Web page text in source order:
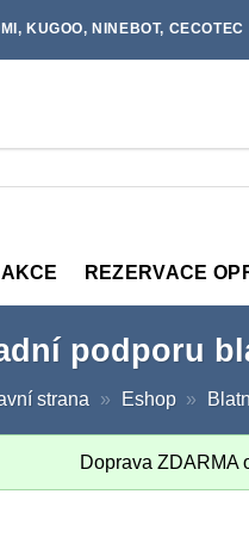
KUGOO, NINEBOT, CECOTEC
AKCE REZERVACE
podporu
strana » Eshop »
Doprava ZDARMA